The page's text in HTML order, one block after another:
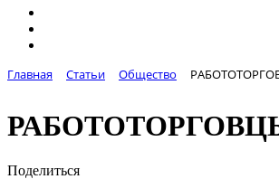
Главная Статьи Общество
Поделиться